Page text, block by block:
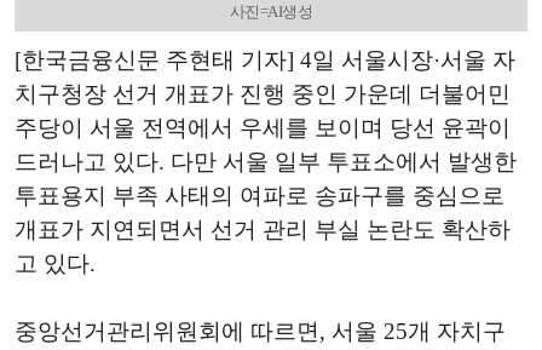
사진=AI생성
[한국금융신문 주현태 기자] 4일 서울시장·서울 자
치구청장 선거 개표가 진행 중인 가운데 더불어민
주당이 서울 전역에서 우세를 보이며 당선 윤곽이
드러나고 있다. 다만 서울 일부 투표소에서 발생한
투표용지 부족 사태의 여파로 송파구를 중심으로
개표가 지연되면서 선거 관리 부실 논란도 확산하
고 있다.
중앙선거관리위원회에 따르면, 서울 25개 자치구